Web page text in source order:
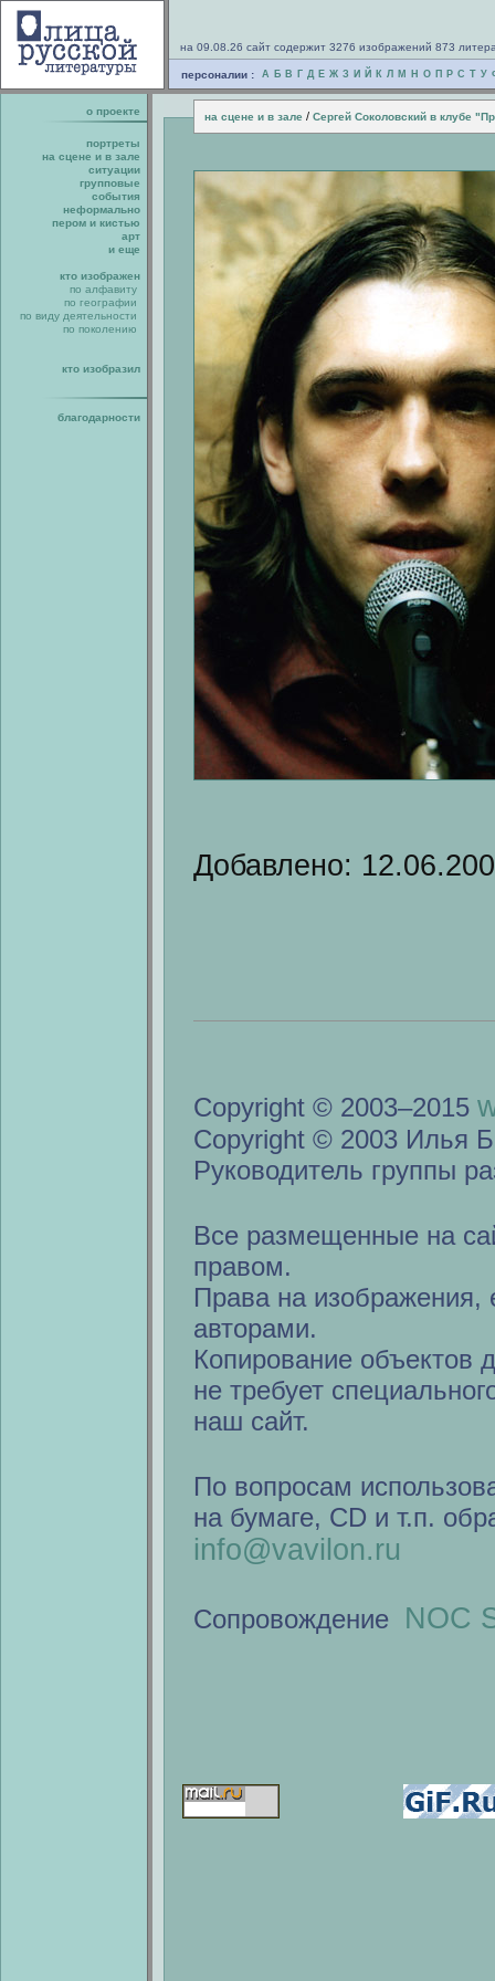
на 09.08.26 сайт содержит 3276 изображений 873
персоналии : А Б В Г Д Е Ж З И Й К Л М Н О П Р С Т У
о проекте на сцене и в зале / Сергей Соколовский в клубе
портреты
на сцене и в зале
ситуации
групповые
события
неформально
пером и кистью
арт
и еще
кто изображен
по алфавиту
по географии
по виду деятельности
по поколению
кто изобразил
благодарности
Добавлено:
Copyright © 2003–2015
Copyright © 2003 Илья
Руководитель группы
Все размещенные на
правом.
Права на изображения,
авторами.
Копирование объектов
не требует
наш сайт.
По вопросам
на бумаге, CD и т.п.
info@vavilon.ru
Сопровождение NOC